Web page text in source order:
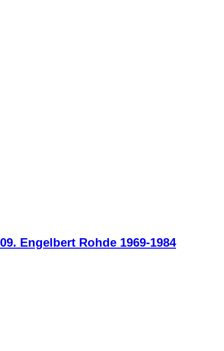
09. Engelbert Rohde 1969-1984